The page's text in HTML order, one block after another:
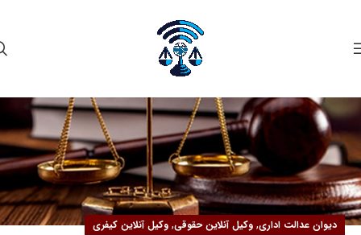
دیوان عدالت اداری, وکیل آنلاین حقوقی, وکیل آنلاین کیفری